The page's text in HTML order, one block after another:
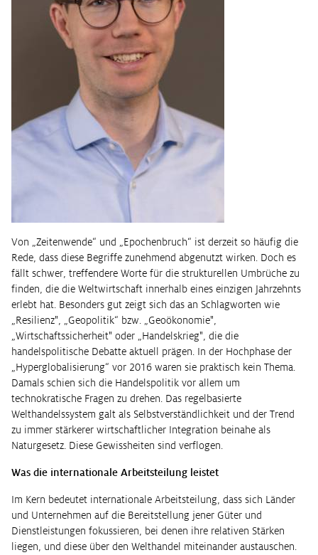
Von „Zeitenwende“ und „Epochenbruch“ ist derzeit so häufig die
Rede, dass diese Begriffe zunehmend abgenutzt wirken. Doch es
fällt schwer, treffendere Worte für die strukturellen Umbrüche zu
finden, die die Weltwirtschaft innerhalb eines einzigen Jahrzehnts
erlebt hat. Besonders gut zeigt sich das an Schlagworten wie
„Resilienz", „Geopolitik“ bzw. „Geoökonomie",
„Wirtschaftssicherheit" oder „Handelskrieg", die die
handelspolitische Debatte aktuell prägen. In der Hochphase der
„Hyperglobalisierung“ vor 2016 waren sie praktisch kein Thema.
Damals schien sich die Handelspolitik vor allem um
technokratische Fragen zu drehen. Das regelbasierte
Welthandelssystem galt als Selbstverständlichkeit und der Trend
zu immer stärkerer wirtschaftlicher Integration beinahe als
Naturgesetz. Diese Gewissheiten sind verflogen.
Was die internationale Arbeitsteilung leistet
Im Kern bedeutet internationale Arbeitsteilung, dass sich Länder
und Unternehmen auf die Bereitstellung jener Güter und
Dienstleistungen fokussieren, bei denen ihre relativen Stärken
liegen, und diese über den Welthandel miteinander austauschen.